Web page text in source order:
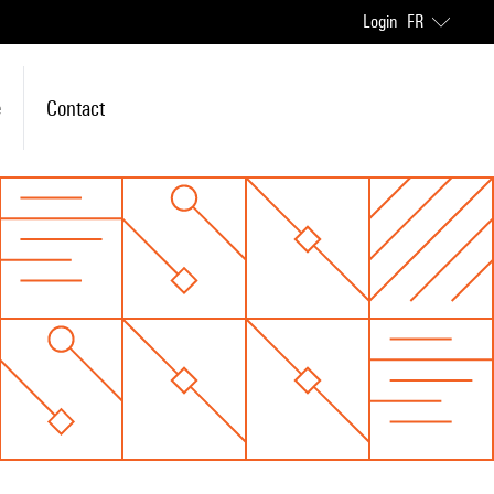
Login FR
Contact